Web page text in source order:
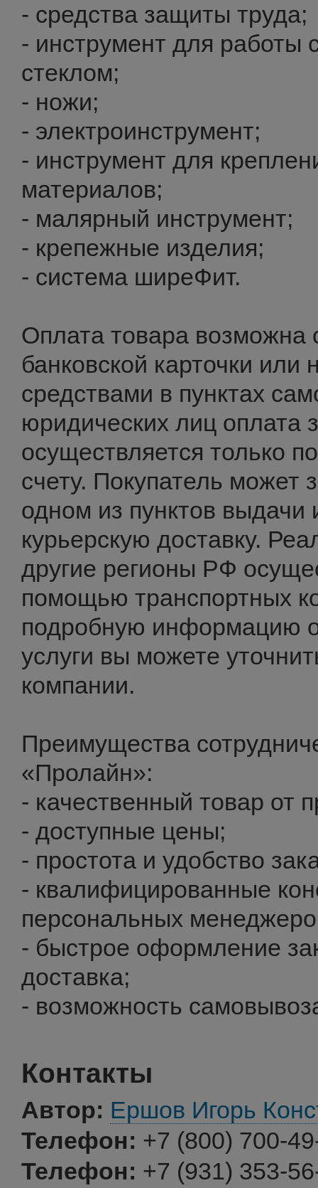
- средства защиты труда;
- инструмент для работы
стеклом;
- ножи;
- электроинструмент;
- инструмент для
материалов;
- малярный инструмент;
- крепежные изделия;
- система ширеФит.
Оплата товара
банковской карточки
средствами в пунктах
юридических лиц оплата
осуществляется только
счету. Покупатель может
одном из пунктов выдачи
курьерскую доставку.
другие регионы РФ
помощью транспортных
подробную информацию
услуги вы можете
компании.
Преимущества
«Пролайн»:
- качественный товар от
- доступные цены;
- простота и удобство
- квалифицированные
персональных
- быстрое оформление
доставка;
- возможность
Контакты
Автор: Ершов Игорь
Телефон: +7 (800) 700-
Телефон: +7 (931) 353-